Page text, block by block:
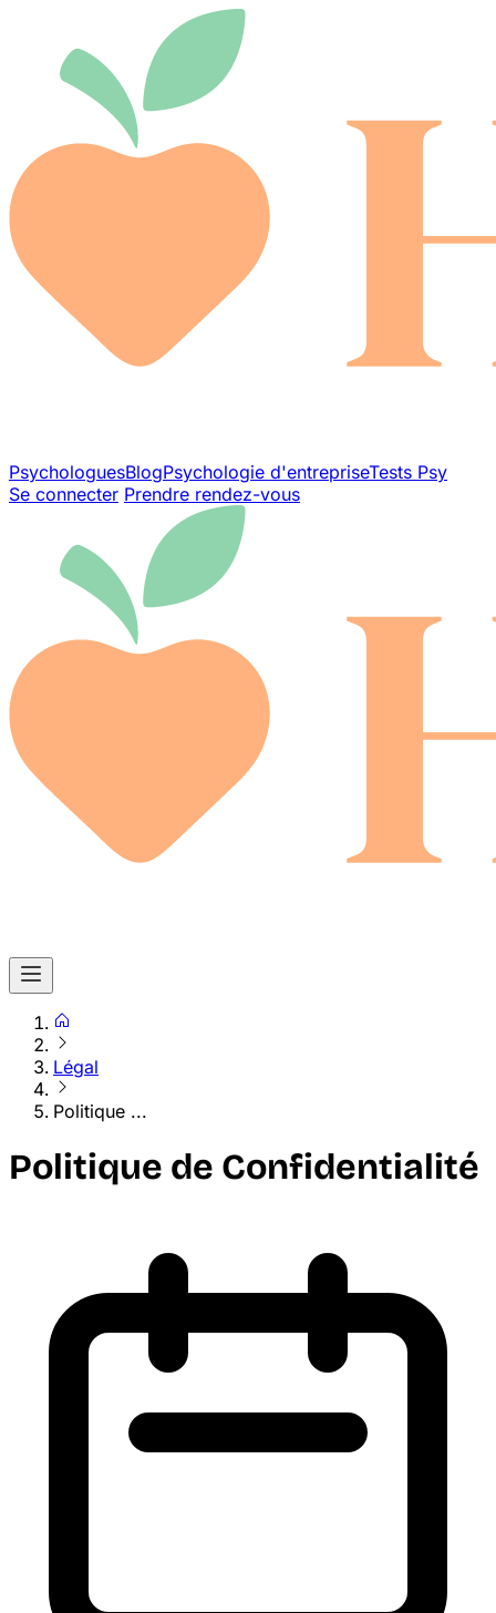
PsychologuesBlogPsychologie d'entrepriseTests Psy
Se connecter Prendre rendez-vous
Légal
Politique ...
Politique de Confidentialité